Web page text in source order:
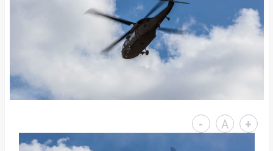
- A +